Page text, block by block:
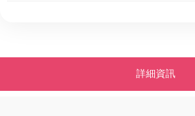
詳細資訊